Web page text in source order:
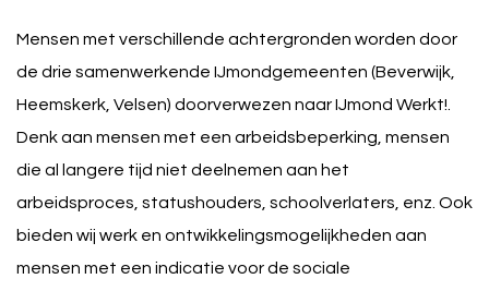
Mensen met verschillende achtergronden worden door
de drie samenwerkende IJmondgemeenten (Beverwijk,
Heemskerk, Velsen) doorverwezen naar IJmond Werkt!.
Denk aan mensen met een arbeidsbeperking, mensen
die al langere tijd niet deelnemen aan het
arbeidsproces, statushouders, schoolverlaters, enz. Ook
bieden wij werk en ontwikkelingsmogelijkheden aan
mensen met een indicatie voor de sociale